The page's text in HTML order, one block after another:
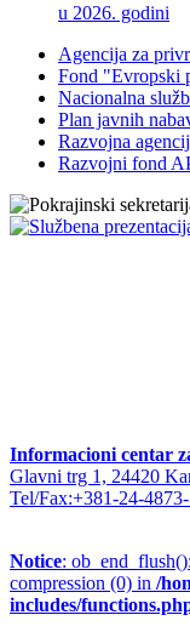
u 2026. godini
Agencija za
Fond "Evropski
Nacionalna
Plan javnih
Razvojna
Razvojni fond
Informacioni centar
Glavni trg 1, 24420
Tel/Fax:+381-24-
Notice:
compression (0) in /
includes/